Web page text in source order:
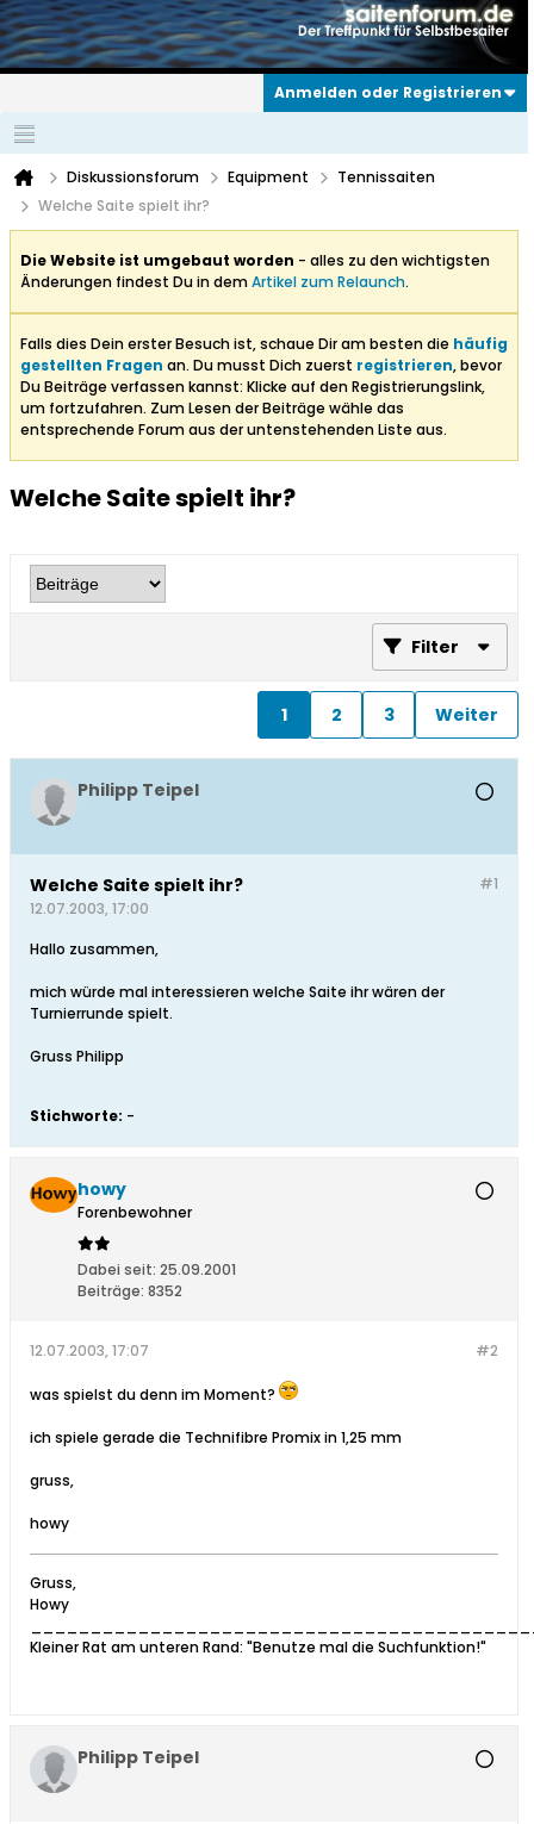
Anmelden oder Registrieren
Diskussionsforum Equipment
Tennissaiten
Welche Saite spielt ihr?
Die Website ist umgebaut worden - alles zu den wichtigsten
Änderungen findest Du in demArtikel zum Relaunch.
Falls dies Dein erster Besuch ist, schaue Dir am besten die häufig
gestellten Fragen an. Du musst Dich zuerst registrieren, bevor
Du Beiträge verfassen kannst: Klicke auf den Registrierungslink,
um fortzufahren. Zum Lesen der Beiträge wähle das
entsprechende Forum aus der untenstehenden Liste aus.
Welche Saite spielt ihr?
Filter
1 2 3 Weiter
Philipp Teipel
#1
Welche Saite spielt ihr?
12.07.2003, 17:00
Hallo zusammen,
mich würde mal interessieren welche Saite ihr wären der
Turnierrunde spielt.
Gruss Philipp
Stichworte: -
howy
Forenbewohner
Dabei seit: 25.09.2001
Beiträge: 8352
#2
12.07.2003, 17:07
was spielst du denn im Moment?
ich spiele gerade die Technifibre Promix in 1,25 mm
gruss,
howy
Gruss,
Howy
Kleiner Rat am unteren Rand: "Benutze mal die Suchfunktion!"
Philipp Teipel